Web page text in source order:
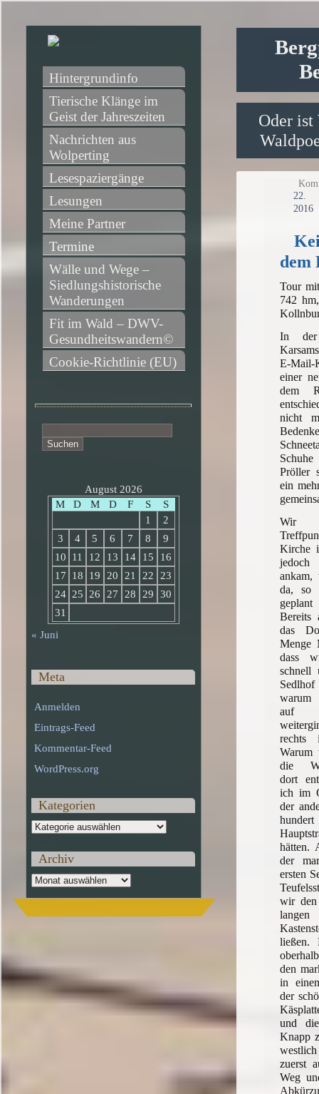
Oder ist
2016
dem
Tour
742
In der
E-
einer
dem
nicht
Pröller
ein
Wir
Kirche
ankam,
da, so
Bereits
das
Menge
dass
schnell
warum
auf
rechts
Warum
die
dort
ich im
der
hätten.
der
ersten
wir den
ließen.
den
in
der
und
Knapp
zuerst
Weg
Hintergrundinfo
Tierische Klänge im
Geist der Jahreszeiten
Nachrichten aus
Wolperting
Lesespaziergänge
Lesungen
Meine Partner
Termine
Wälle und Wege –
Siedlungshistorische
Wanderungen
Fit im Wald – DWV-
Gesundheitswandern©
Cookie-Richtlinie (EU)
nach:
August 2026
M
D M D F S
S
1
2
3
4 5 6 7 8
9
10
11 12 13 14 15
16
17
18 19 20 21 22
23
24 25 26 27 28 29
30
31
« Juni
Meta
Anmelden
Eintrags-Feed
Kommentar-Feed
WordPress.org
Kategorien
Kategorien
Archiv
Archiv